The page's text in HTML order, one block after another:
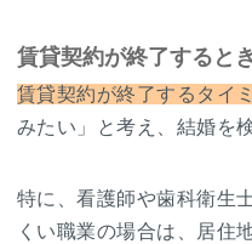
賃貸契約が終了するとき
賃貸契約が終了するタイ
みたい」と考え、結婚を
特に、看護師や歯科衛生
くい職業の場合は、居住